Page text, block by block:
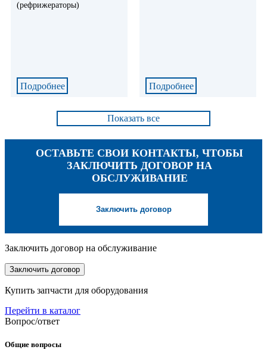
(рефрижераторы)
Подробнее Подробнее
Показать все
ОСТАВЬТЕ СВОИ КОНТАКТЫ, ЧТОБЫ
ЗАКЛЮЧИТЬ ДОГОВОР НА
ОБСЛУЖИВАНИЕ
Заключить договор
Заключить договор на обслуживание
Заключить договор
Купить запчасти для оборудования
Перейти в каталог
Вопрос/ответ
Общие вопросы